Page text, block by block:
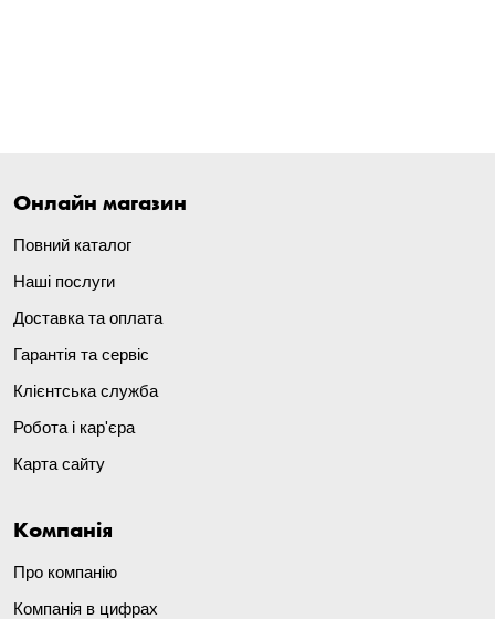
Онлайн магазин
Повний каталог
Наші послуги
Доставка та оплата
Гарантія та сервіс
Клієнтська служба
Робота і кар'єра
Карта сайту
Компанія
Про компанію
Компанія в цифрах